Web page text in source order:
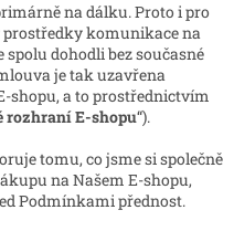
na dálku. Proto i pro
komunikace na
dohodli bez současné
je tak uzavřena
shopu, a to prostřednictvím
rozhraní E-shopu“).
tomu, co jsme si společně
na Našem E-shopu,
Podmínkami přednost.